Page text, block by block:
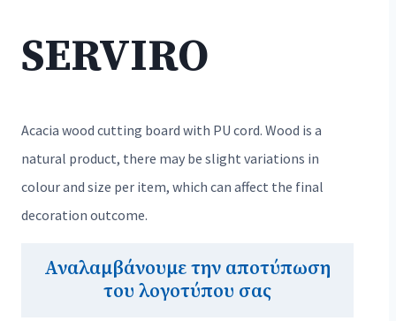
SERVIRO
Acacia wood cutting board with PU cord. Wood is a
natural product, there may be slight variations in
colour and size per item, which can affect the final
decoration outcome.
Αναλαμβάνουμε την αποτύπωση
του λογοτύπου σας